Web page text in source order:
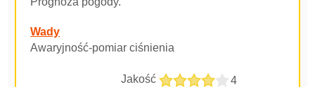
Wady
Awaryjność-pomiar ciśnienia
Jakość
4